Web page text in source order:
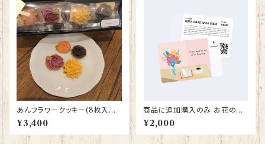
あんフラワークッキー(8枚入り)
2個セット
¥3,400
商品に追加購入のみ お花のギ
フト
¥2,000